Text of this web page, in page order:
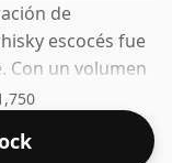
de
escocés fue
Con un volumen
con una
solo o